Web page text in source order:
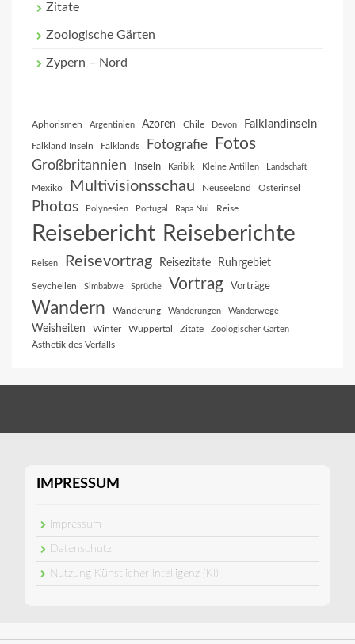
Zitate
Zoologische Gärten
Zypern – Nord
Aphorismen Argentinien Azoren Chile Devon Falklandinseln
Falkland Inseln Falklands Fotografie Fotos
Großbritannien Inseln Karibik Kleine Antillen Landschaft
Mexiko Multivisionsschau Neuseeland Osterinsel
Photos Polynesien Portugal Rapa Nui Reise
Reisebericht Reiseberichte
Reisen Reisevortrag Reisezitate Ruhrgebiet
Seychellen Simbabwe Sprüche Vortrag Vorträge
Wandern Wanderung Wanderungen Wanderwege
Weisheiten Winter Wuppertal Zitate Zoologischer Garten
Ästhetik des Verfalls
IMPRESSUM
Impressum
Datenschutz
Nutzung Künstlicher Intelligenz (KI)